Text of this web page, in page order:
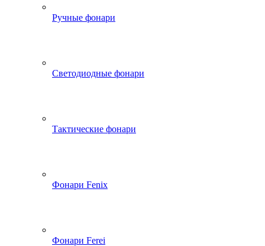
Ручные фонари
Светодиодные фонари
Тактические фонари
Фонари Fenix
Фонари Ferei